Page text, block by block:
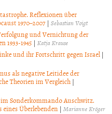
Reflexionen über
1970–2007 | Sebastian Voigt
und Vernichtung der
1933-1945 | Katja Krause
und ihr Fortschritt gegen Israel|
als negative Leitidee der
Theorien im Vergleich |
Sonderkommando Auschwitz.
Überlebenden | Marianne Kröger